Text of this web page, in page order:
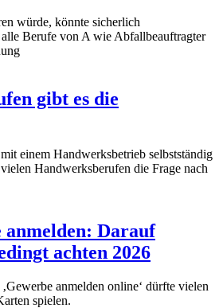
würde, könnte sicherlich
Berufe von A wie Abfallbeauftragter
gibt es die
einem Handwerksbetrieb selbstständig
Handwerksberufen die Frage nach
anmelden: Darauf
achten 2026
anmelden online‘ dürfte vielen
spielen.